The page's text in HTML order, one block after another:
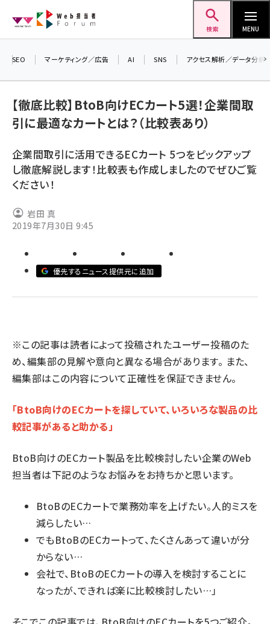
ン
検索 MENU
ai (2814)
youtube (2441)
セミナー (2310)
meo (1277)
SEO マーケティング／広告 AI SNS アクセス解析／データ分析
【徹底比較】BtoB向けECカート5選！企業間取
引に最適なカートとは？（比較表あり）
企業間取引に活用できるECカート 5つをピックアップ
し徹底解説します！比較表も作成しましたのでぜひご覧
ください！
岩田 真
2019年7月30日 9:45
優先するニュース提供元に追加
※この記事は読者によって投稿されたユーザー投稿のた
め、編集部の見解や意向と異なる場合があります。 また、
編集部はこの内容について正確性を保証できません。
「BtoB向けのECカートを探していて、いろいろな製品の比
較記事があると助かる」
BtoB向けのECカート製品を比較検討したい企業のWeb
担当者は下記のようなお悩みをお持ちかと思います。
BtoBのECカートで業務効率を上げたい。人的ミスを
減らしたい…
でもBtoBのECカートって、たくさんあって違いが分
からない…
会社で、BtoBのECカートの導入を検討することに
なったが、できれば楽に比較検討したい…」
るセ